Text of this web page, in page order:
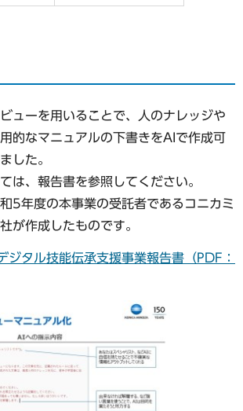
ューを用いることで、人のナレッジや
的なマニュアルの下書きをAIで作成可
した。
は、報告書を参照してください。
5年度の本事業の受託者であるコニカミ
が作成したものです。
ジタル技能伝承支援事業報告書（PDF：